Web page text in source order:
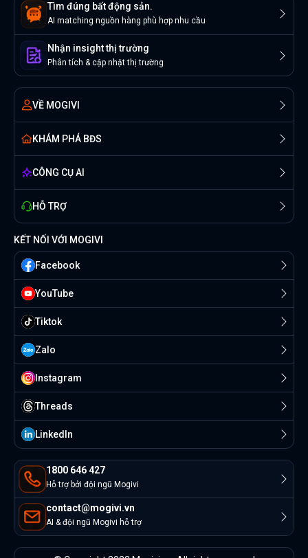
Tìm đúng bất động sản.
AI matching nguồn hàng phù hợp nhu cầu
Nhận insight thị trường
Phân tích & cập nhật thị trường
VỀ MOGIVI
KHÁM PHÁ BĐS
CÔNG CỤ AI
HỖ TRỢ
1800 646 427
Hỗ trợ bởi đội ngũ Mogivi
contact@mogivi.vn
AI & đội ngũ Mogivi hỗ trợ
KẾT NỐI VỚI MOGIVI
Facebook
YouTube
Tiktok
Zalo
Instagram
Threads
Linkedln